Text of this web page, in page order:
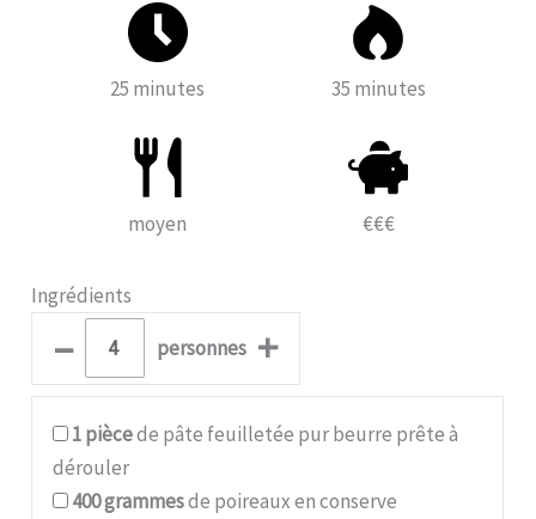
25 minutes 35 minutes
moyen €€€
Ingrédients
– personnes +
1piècede pâte feuilletée pur beurre prête à
dérouler
400grammesde poireaux en conserve